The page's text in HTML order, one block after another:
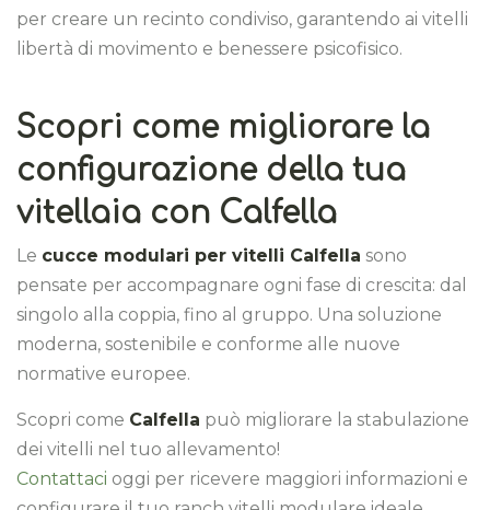
per creare un recinto condiviso, garantendo ai vitelli
libertà di movimento e benessere psicofisico.
Scopri come migliorare la
configurazione della tua
vitellaia con Calfella
Le cucce modulari per vitelli Calfella sono
pensate per accompagnare ogni fase di crescita: dal
singolo alla coppia, fino al gruppo. Una soluzione
moderna, sostenibile e conforme alle nuove
normative europee.
Scopri come Calfella può migliorare la stabulazione
dei vitelli nel tuo allevamento!
Contattaci oggi per ricevere maggiori informazioni e